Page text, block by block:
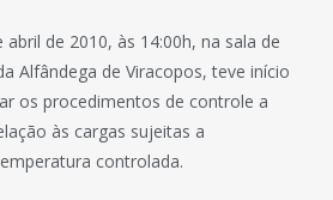
de 2010, às 14:00h, na sala de
Alfândega de Viracopos, teve início
os procedimentos de controle a
às cargas sujeitas a
controlada.